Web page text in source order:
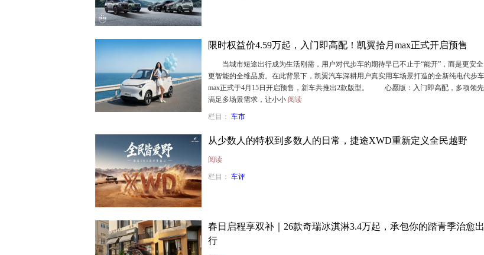
限时权益价4.59万起，入门即高配！凯翼拾月max正式开启预售
当城市短途出行成为生活刚需，用户对代步车的期待早已不止于“能开”，而是更安全
更智能的全维品质。在此背景下，凯翼汽车深耕用户真实用车场景打造的全新纯电代步
max正式于4月15日开启预售，新车共推出2款版型。 心愿版：入门即高配，多项领
满足多场景需求，让小小 阅读
栏目： 车市
从少数人的特权到多数人的日常，捷途XWD重新定义全民越野
阅读
栏目： 车评
春日启程享双补｜26款奇瑞冰淇淋3.4万起，承包你的踏青季治愈出
行